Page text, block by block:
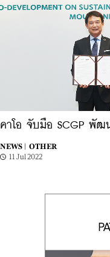
คาโอ จับมือ SCGP พัฒ
NEWS |
OTHER
11 Jul 2022